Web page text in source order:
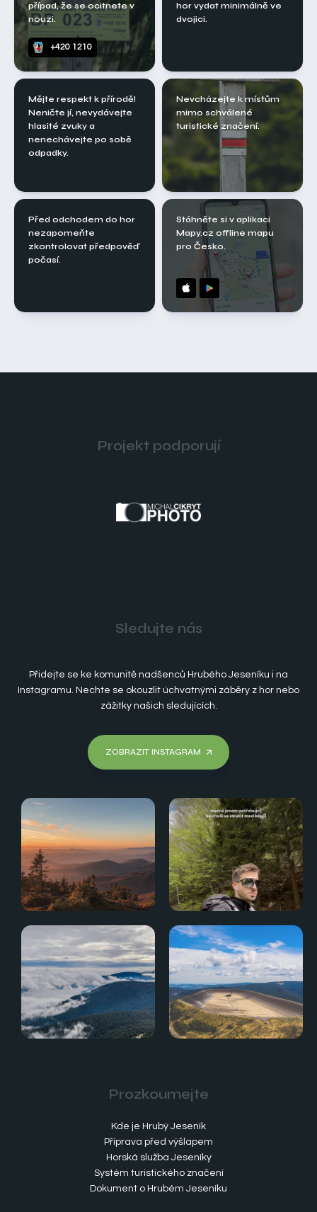
případ, že se ocitnete v
nouzi.
+420 1210
hor vydat minimálně ve
dvojici.
Mějte respekt k přírodě!
Neničte jí, nevydávejte
hlasité zvuky a
nenechávejte po sobě
odpadky.
Nevcházejte k místům
mimo schválené
turistické značení.
Před odchodem do hor
nezapomeňte
zkontrolovat předpověď
počasí.
Stáhněte si v aplikaci
Mapy.cz offline mapu
pro Česko.
Projekt podporují
Sledujte nás
Přidejte se ke komunitě nadšenců Hrubého Jeseníku i na
Instagramu. Nechte se okouzlit úchvatnými záběry z hor nebo
zážitky našich sledujících.
ZOBRAZIT INSTAGRAM
Prozkoumejte
Kde je Hrubý Jeseník
Příprava před výšlapem
Horská služba Jeseníky
Systém turistického značení
Dokument o Hrubém Jeseníku